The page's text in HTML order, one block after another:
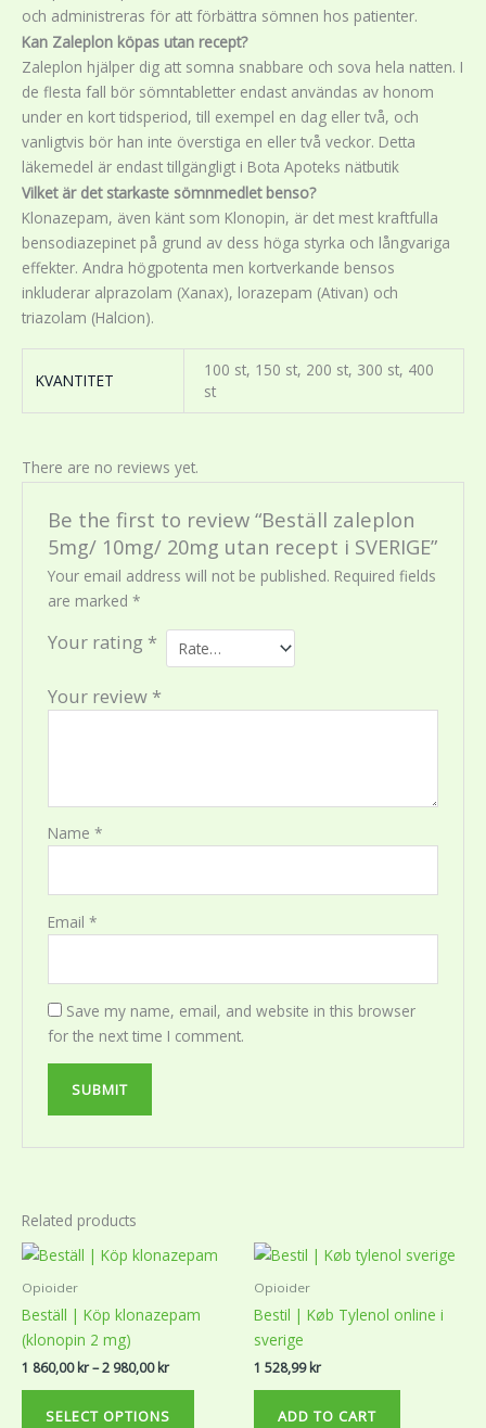
och administreras för att förbättra sömnen hos patienter.
Kan Zaleplon köpas utan recept?
Zaleplon hjälper dig att somna snabbare och sova hela natten. I
de flesta fall bör sömntabletter endast användas av honom
under en kort tidsperiod, till exempel en dag eller två, och
vanligtvis bör han inte överstiga en eller två veckor. Detta
läkemedel är endast tillgängligt i Bota Apoteks nätbutik
Vilket är det starkaste sömnmedlet benso?
Klonazepam, även känt som Klonopin, är det mest kraftfulla
bensodiazepinet på grund av dess höga styrka och långvariga
effekter. Andra högpotenta men kortverkande bensos
inkluderar alprazolam (Xanax), lorazepam (Ativan) och
triazolam (Halcion).
KVANTITET
100 st, 150 st, 200 st, 300 st, 400
st
There are no reviews yet.
Be the first to review “Beställ zaleplon
5mg/ 10mg/ 20mg utan recept i SVERIGE”
Your email address will not be published. Required fields
are marked *
Your rating *
Your review *
Name *
Email *
Save my name, email, and website in this browser
for the next time I comment.
Related products
Opioider
Beställ | Köp klonazepam
(klonopin 2 mg)
1 860,00kr–2 980,00kr
Price
range:
through
SELECT OPTIONS
This
Opioider
Bestil | Køb Tylenol online i
sverige
1 528,99kr
ADD TO CART